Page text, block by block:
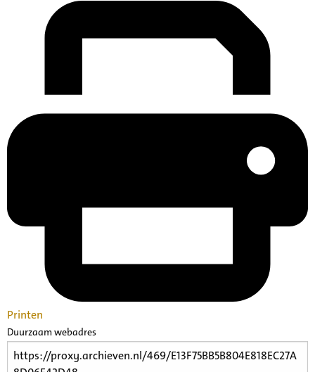
Printen
Duurzaam webadres